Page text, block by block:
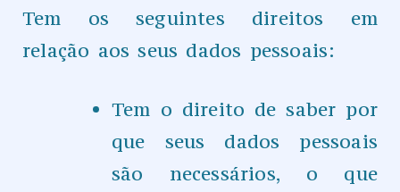
Tem os seguintes direitos em
relação aos seus dados pessoais:
Tem o direito de saber por
que seus dados pessoais
são necessários, o que